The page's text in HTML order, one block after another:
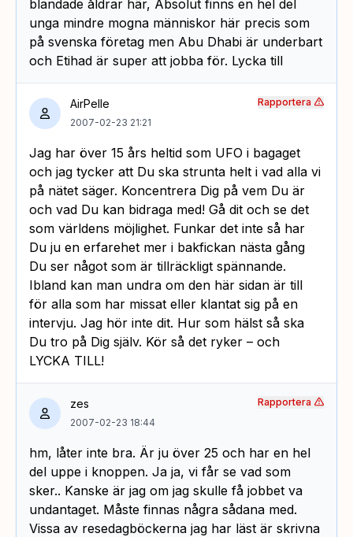
blandade åldrar här, Absolut finns en hel del
unga mindre mogna människor här precis som
på svenska företag men Abu Dhabi är underbart
och Etihad är super att jobba för. Lycka till
AirPelle
2007-02-23 21:21
Jag har över 15 års heltid som UFO i bagaget
och jag tycker att Du ska strunta helt i vad alla vi
på nätet säger. Koncentrera Dig på vem Du är
och vad Du kan bidraga med! Gå dit och se det
som världens möjlighet. Funkar det inte så har
Du ju en erfarehet mer i bakfickan nästa gång
Du ser något som är tillräckligt spännande.
Ibland kan man undra om den här sidan är till
för alla som har missat eller klantat sig på en
intervju. Jag hör inte dit. Hur som hälst så ska
Du tro på Dig själv. Kör så det ryker – och
LYCKA TILL!
Rapportera
zes
2007-02-23 18:44
hm, låter inte bra. Är ju över 25 och har en hel
del uppe i knoppen. Ja ja, vi får se vad som
sker.. Kanske är jag om jag skulle få jobbet va
undantaget. Måste finnas några sådana med.
Vissa av resedagböckerna jag har läst är skrivna
Rapportera